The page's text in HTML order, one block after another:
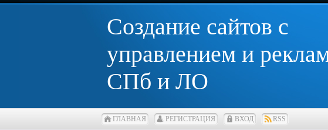
Создание сайтов с
управлением и
СПб и ЛО
ГЛАВНАЯ РЕГИСТРАЦИЯ ВХОД RSS